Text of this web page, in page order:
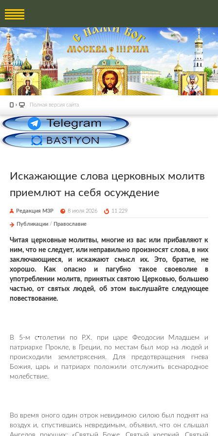
Полная версия сайта
Искажающие слова церковных молитв
приемлют на себя осуждение
Редакция М3Р 8 июля 2026 11 229
Публикации / Православие
Читая церковные молитвы, многие из вас или прибавляют к
ним, что не следует, или неправильно произносят слова, в них
заключающиеся, и искажают смысл их. Это, братие, не
хорошо. Как опасно и пагубно такое своеволие в
употреблении молитв, принятых святою Церковью, большею
частью, от святых людей, об этом выслушайте следующее
повествование.
В 5-м столетии по Р.X. при царе Феодосии Младшем и
патриархе Прокле, в Греции, по местам был мор на людей и
происходили землетрясения. Для предотвращения гнева
Божия, царь и патриарх положили отслужить всенародное
молебствие.
Во время оного один отрок невидимою силою был поднят на
воздух и, спустившись невредимым, объявил, что он слышал